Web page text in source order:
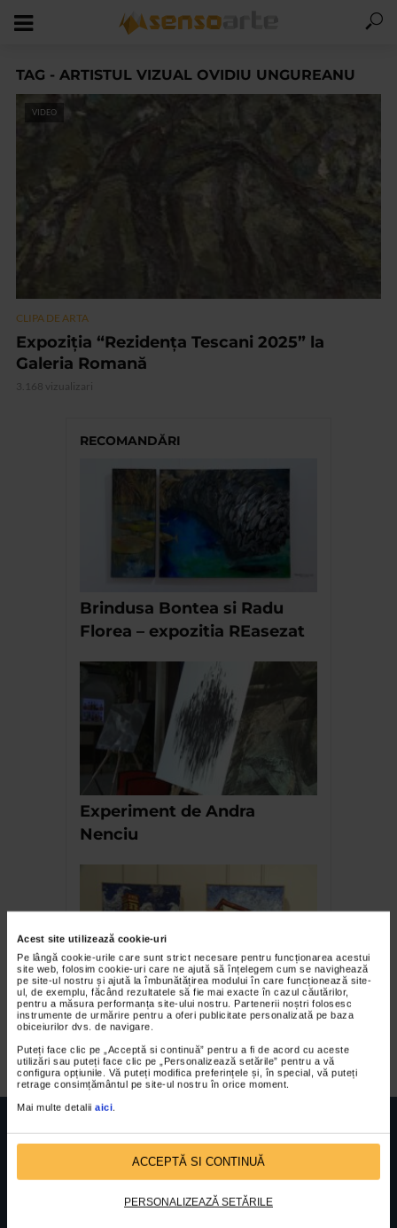
Acest site utilizează cookie-uri
Pe lângă cookie-urile care sunt strict necesare pentru funcționarea acestui
site web, folosim cookie-uri care ne ajută să înțelegem cum se navighează
pe site-ul nostru și ajută la îmbunătățirea modului în care funcționează site-
ul, de exemplu, făcând rezultatele să fie mai exacte în cazul căutărilor,
pentru a măsura performanța site-ului nostru. Partenerii noștri folosesc
instrumente de urmărire pentru a oferi publicitate personalizată pe baza
obiceiurilor dvs. de navigare.
Puteți face clic pe „Acceptă si continuă” pentru a fi de acord cu aceste
utilizări sau puteți face clic pe „Personalizează setările” pentru a vă
configura opțiunile. Vă puteți modifica preferințele și, în special, vă puteți
retrage consimțământul pe site-ul nostru în orice moment.
Mai multe detalii aici
ACCEPTĂ SI CONTINUĂ
PERSONALIZEAZĂ SETĂRILE
TAG - ARTISTUL VIZUAL OVIDIU UNGUREANU
VIDEO
CLIPA DE ARTA
Expoziția “Rezidența Tescani 2025” la
Galeria Romană
3.168 vizualizari
RECOMANDĂRI
Brindusa Bontea si Radu
Florea – expozitia REasezat
Experiment de Andra
Nenciu
Expozitia Insula Eternei
Primaveri
Cod fiscal: 9164384Sediu social: Str. Delfinului, Nr. 6, parter Bl. 42,